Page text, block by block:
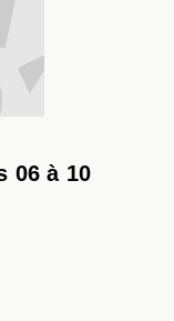
06 à 10